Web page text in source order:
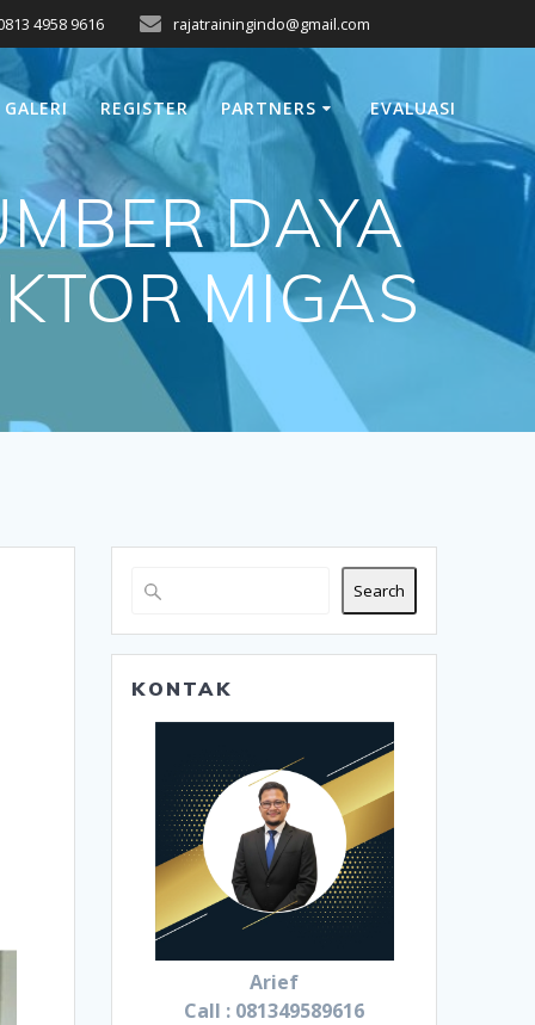
4958 9616 rajatrainingindo@gmail.com
GALERI REGISTER PARTNERS EVALUASI
DAYA
MIGAS
Search
KONTAK
Arief
Call : 081349589616